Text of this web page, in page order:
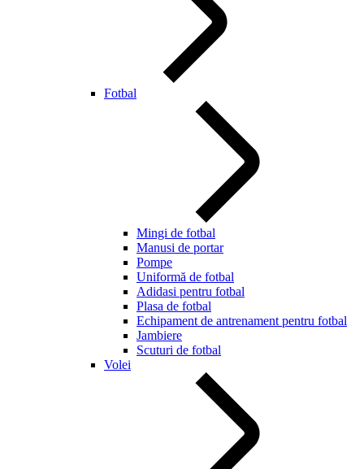
Fotbal
Mingi de fotbal
Manusi de portar
Pompe
Uniformă de fotbal
Adidasi pentru fotbal
Plasa de fotbal
Echipament de antrenament pentru fotbal
Jambiere
Scuturi de fotbal
Volei